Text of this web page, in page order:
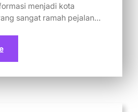
menjadi kota
sangat ramah pejalan…